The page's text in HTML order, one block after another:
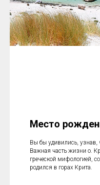
Место
Вы бы удивились, узнав,
Важная часть жизни о.
греческой мифологией,
родился в горах Крита.